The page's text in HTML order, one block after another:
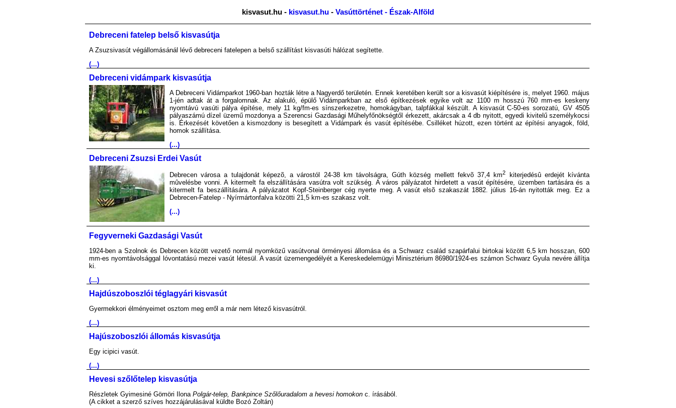
kisvasut.hu - kisvasut.hu - Vasúttörténet - Észak-Alföld
Debreceni fatelep belső kisvasútja
A Zsuzsivasút végállomásánál lévő debreceni fatelepen a belső szállítást kisvasúti hálózat segítette.
(...)
Debreceni vidámpark kisvasútja
A Debreceni Vidámparkot 1960-ban hozták létre a Nagyerdő területén. Ennek keretében került sor a kisvasút kiépítésére is, melyet 1960. május
1-jén adtak át a forgalomnak. Az alakuló, épülő Vidámparkban az első építkezések egyike volt az 1100 m hosszú 760 mm-es keskeny
nyomtávú vasúti pálya építése, mely 11 kg/fm-es sínszerkezetre, homokágyban, talpfákkal készült. A kisvasút C-50-es sorozatú, GV 4505
pályaszámú dízel üzemű mozdonya a Szerencsi Gazdasági Műhelyfőnökségtől érkezett, akárcsak a 4 db nyitott, egyedi kivitelű személykocsi
is. Érkezését követően a kismozdony is besegített a Vidámpark és vasút építésébe. Csilléket húzott, ezen történt az építési anyagok, föld,
homok szállítása.
(...)
Debreceni Zsuzsi Erdei Vasút
Debrecen városa a tulajdonát képezõ, a várostól 24-38 km távolságra, Gúth község mellett fekvõ 37,4 km2
kiterjedésû erdejét kívánta
mûvelésbe vonni. A kitermelt fa elszállítására vasútra volt szükség. A város pályázatot hirdetett a vasút építésére, üzemben tartására és a
kitermelt fa beszállítására. A pályázatot Kopf-Steinberger cég nyerte meg. A vasút elsõ szakaszát 1882. július 16-án nyitották meg. Ez a
Debrecen-Fatelep - Nyírmártonfalva közötti 21,5 km-es szakasz volt.
(...)
Fegyverneki Gazdasági Vasút
1924-ben a Szolnok és Debrecen között vezető normál nyomközű vasútvonal örményesi állomása és a Schwarz család szapárfalui birtokai között 6,5 km hosszan, 600
mm-es nyomtávolsággal lóvontatású mezei vasút létesül. A vasút üzemengedélyét a Kereskedelemügyi Minisztérium 86980/1924-es számon Schwarz Gyula nevére állítja
ki.
(...)
Hajdúszoboszlói téglagyári kisvasút
Gyermekkori élményeimet osztom meg erről a már nem létező kisvasútról.
(...)
Hajúszoboszlói állomás kisvasútja
Egy icipici vasút.
(...)
Hevesi szőlőtelep kisvasútja
Részletek Gyimesiné Gömöri Ilona Polgár-telep, Bankpince Szőlőuradalom a hevesi homokon c. írásából.
(A cikket a szerző szíves hozzájárulásával küldte Bozó Zoltán)